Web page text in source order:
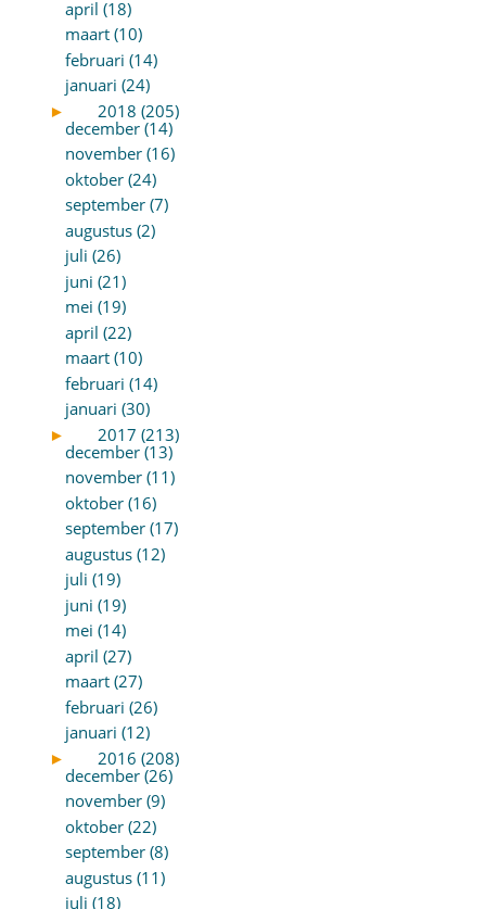
april (18)
maart (10)
februari (14)
januari (24)
►
2018 (205)
december (14)
november (16)
oktober (24)
september (7)
augustus (2)
juli (26)
juni (21)
mei (19)
april (22)
maart (10)
februari (14)
januari (30)
►
2017 (213)
december (13)
november (11)
oktober (16)
september (17)
augustus (12)
juli (19)
juni (19)
mei (14)
april (27)
maart (27)
februari (26)
januari (12)
►
2016 (208)
december (26)
november (9)
oktober (22)
september (8)
augustus (11)
juli (18)